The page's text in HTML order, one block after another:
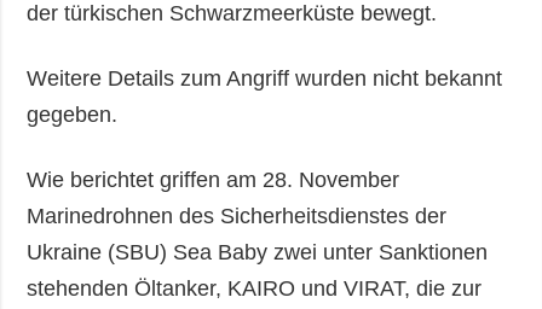
der türkischen Schwarzmeerküste bewegt.
Weitere Details zum Angriff wurden nicht bekannt
gegeben.
Wie berichtet griffen am 28. November
Marinedrohnen des Sicherheitsdienstes der
Ukraine (SBU) Sea Baby zwei unter Sanktionen
stehenden Öltanker, KAIRO und VIRAT, die zur